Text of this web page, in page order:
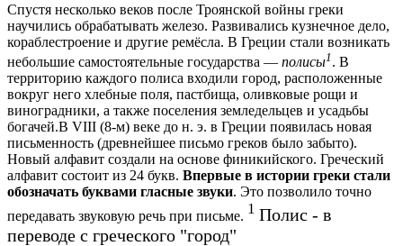
Спустя несколько веков после Троянской войны греки
научились обрабатывать железо. Развивались кузнечное дело,
кораблестроение и другие ремёсла. В Греции стали возникать
небольшие самостоятельные государства — полисы1 . В
территорию каждого полиса входили город, расположенные
вокруг него хлебные поля, пастбища, оливковые рощи и
виноградники, а также поселения земледельцев и усадьбы
богачей.В VIII (8-м) веке до н. э. в Греции появилась новая
письменность (древнейшее письмо греков было забыто).
Новый алфавит создали на основе финикийского. Греческий
алфавит состоит из 24 букв. Впервые в истории греки стали
обозначать буквами гласные звуки. Это позволило точно
передавать звуковую речь при письме. 1 Полис - в
переводе с греческого "город"